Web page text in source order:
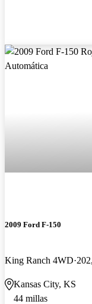
2009 Ford F-150
King Ranch 4WD
Kansas City, KS
44 millas